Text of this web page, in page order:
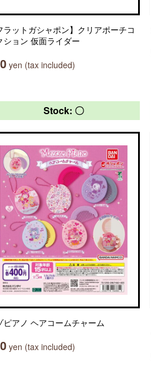
ラットガシャポン】クリアポーチコ
ション 仮面ライダー
yen (tax included)
Stock: 〇
ピアノ ヘアコームチャーム
yen (tax included)